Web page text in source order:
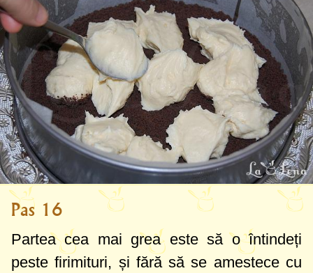
Pas 16
Partea cea mai grea este să o întindeți
peste firimituri, și fără să se amestece cu